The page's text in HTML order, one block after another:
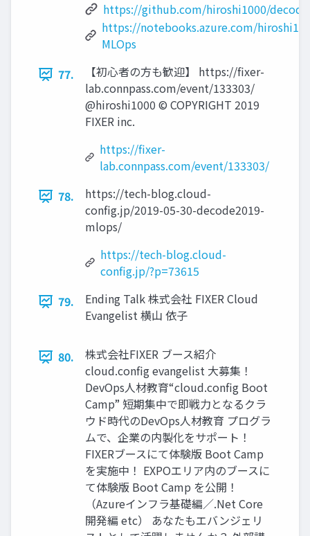
https://github.com/hiroshi1000/
https://notebooks.azure.com/
MLOps
77.
【初⼼者の⽅も歓迎】 https://fixer-
lab.connpass.com/event/133303/
@hiroshi1000 © COPYRIGHT 2019
FIXER inc.
https://fixer-
lab.connpass.com/event/133303/
78.
https://tech-blog.cloud-
config.jp/2019-05-30-decode2019-
mlops/
https://tech-blog.cloud-
config.jp/?p=73615
79.
Ending Talk 株式会社 FIXER Cloud
Evangelist 横⼭ 依⼦
80.
株式会社FIXER ブース紹介
cloud.config evangelist ⼤募集！
DevOps⼈材教育“cloud.config Boot
Camp” 短期集中で即戦⼒となるクラ
ウド時代のDevOps⼈材教育 プログラ
ムで、企業の内製化をサポート！
FIXERブースにて体験版 Boot Camp
を実施中！ EXPOエリア内のブースに
て体験版 Boot Camp を公開！
（Azureインフラ基礎編／.Net Core
開発編 etc） あなたもエバンジェリ